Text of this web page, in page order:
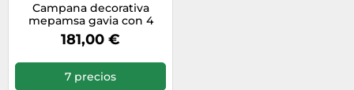
Campana decorativa
mepamsa gavia con 4
velocidades 70 cm 740
m/h blanco clase b
181,00 €
7 precios